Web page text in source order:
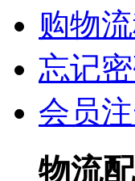
购物
忘记
会员
物流